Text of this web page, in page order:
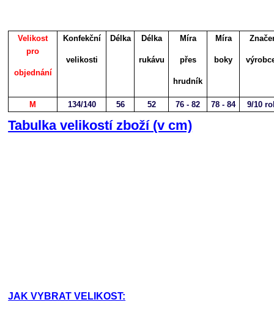
Tabulka velikostí zboží (v cm)
Velikost
pro
objednání
Konfekční
velikosti
Délka Délka
rukávu
Míra
přes
hrudník
Míra
boky
M 134/140 56 52 76 - 82 78 - 84 9/10
JAK VYBRAT VELIKOST: